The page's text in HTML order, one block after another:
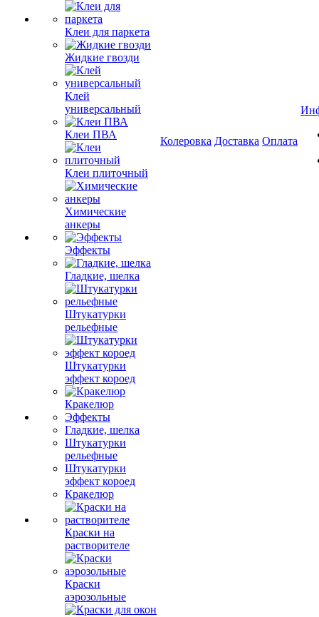
Клеи для паркета
Жидкие гвозди
Клей
универсальный
Клеи ПВА
Клеи плиточный
Химические
анкеры
Эффекты
Гладкие, шелка
Штукатурки
рельефные
Штукатурки
эффект короед
Кракелюр
Эффекты
Гладкие, шелка
Штукатурки
рельефные
Штукатурки
эффект короед
Кракелюр
Краски на
растворителе
Краски
аэрозольные
Колеровка Доставка Оплата